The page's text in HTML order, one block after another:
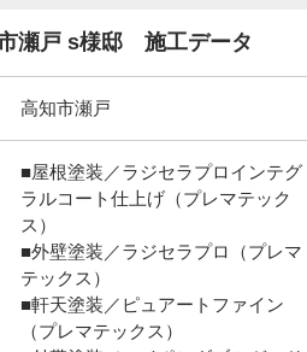
瀬戸 s様邸 施工データ
高知市瀬戸
■屋根塗装／ラジセラプロインテグ
ラルコート仕上げ（プレマテック
ス）
■外壁塗装／ラジセラプロ（プレマ
テックス）
■軒天塗装／ピュアートファイン
（プレマテックス）